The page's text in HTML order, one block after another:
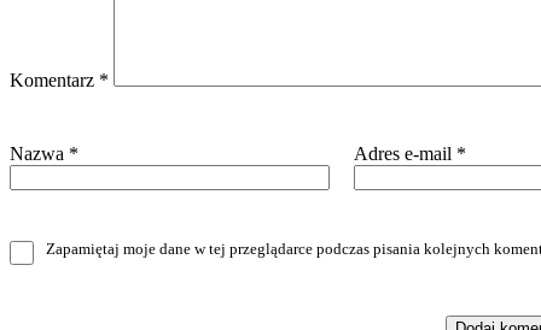
Komentarz *
Nazwa * Adres e-mail *
Zapamiętaj moje dane w tej przeglądarce podczas pisania kolejnych